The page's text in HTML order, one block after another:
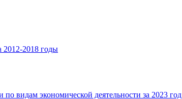
2012-2018 годы
видам экономической деятельности за 2023 год